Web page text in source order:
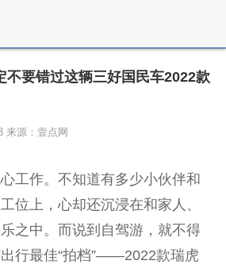
不要错过这辆三好国民车2022款
来源：壹点网
工作。不知道有多少小伙伴和
位上，心却还沉浸在和家人、
之中。而说到自驾游，就不得
行最佳“拍档”——2022款瑞虎